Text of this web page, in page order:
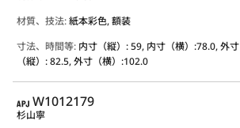
材質、技法:紙本彩色, 額装
寸法、時間等: 内寸（縦）: 59, 内寸（横）:78.0, 外寸
（縦）: 82.5, 外寸（横）:102.0
APJ
W1012179
杉山寧